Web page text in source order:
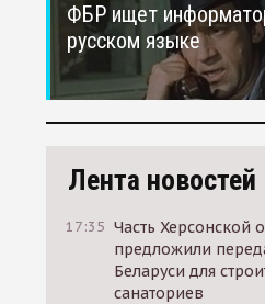
ФБР ищет
русском языке
Лента новостей
17:35 Часть Херсонской
предложили
Беларуси для
санаториев